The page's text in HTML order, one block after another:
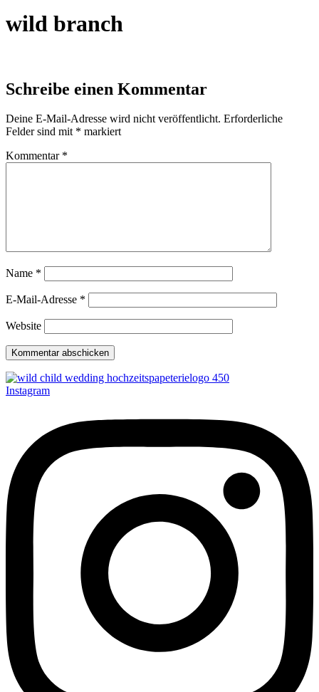
wild branch
Schreibe einen Kommentar
Deine E-Mail-Adresse wird nicht veröffentlicht. Erforderliche
Felder sind mit * markiert
Kommentar *
Name *
E-Mail-Adresse *
Website
Instagram